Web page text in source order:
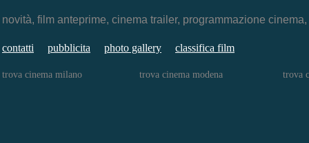
novità, film anteprime, cinema trailer, programmazione
contatti pubblicita photo gallery classifica film
trova cinema milano trova cinema modena trova